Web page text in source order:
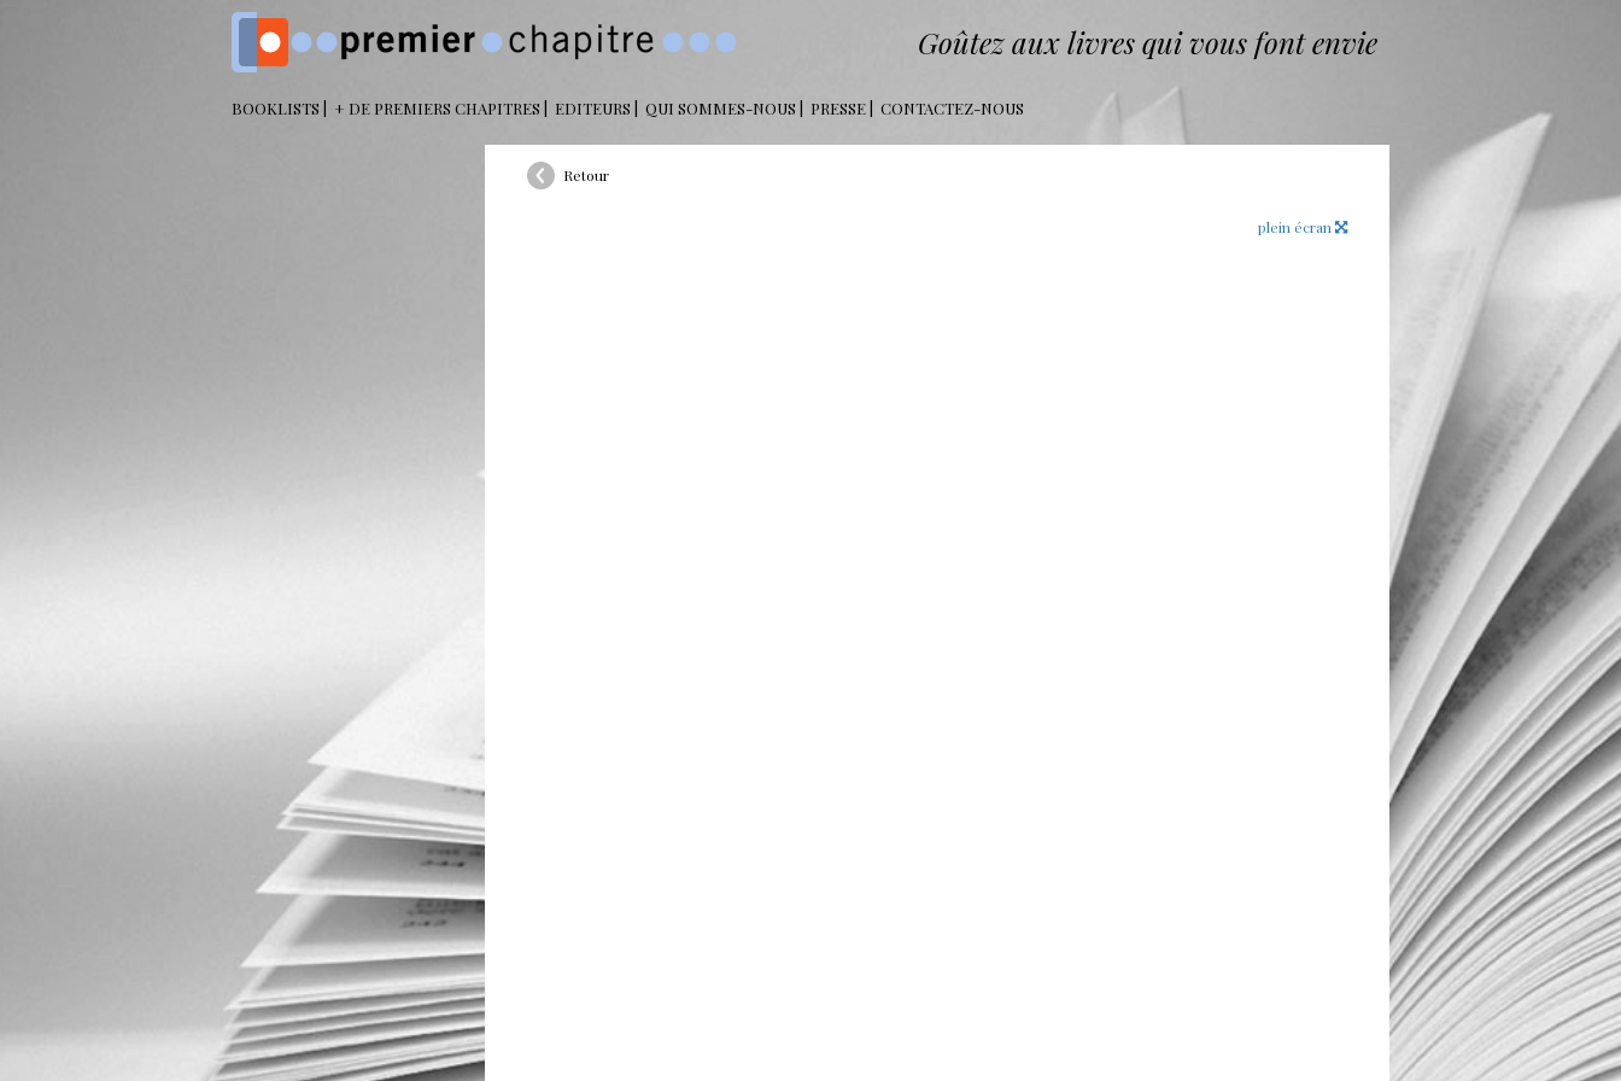
Goûtez aux livres qui vous font envie
BOOKLISTS + DE PREMIERS CHAPITRES EDITEURS QUI SOMMES-NOUS PRESSE CONTACTEZ-NOUS
Retour
plein écran